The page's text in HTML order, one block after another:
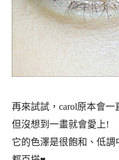
再來試試，carol原本會一
但沒想到一畫就會愛上!
它的色澤是很飽和、低